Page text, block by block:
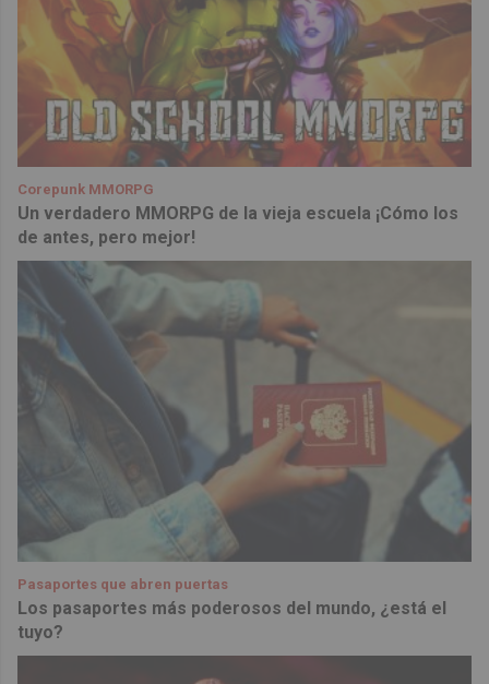
Corepunk MMORPG
Un verdadero MMORPG de la vieja escuela ¡Cómo los
de antes, pero mejor!
Pasaportes que abren puertas
Los pasaportes más poderosos del mundo, ¿está el
tuyo?